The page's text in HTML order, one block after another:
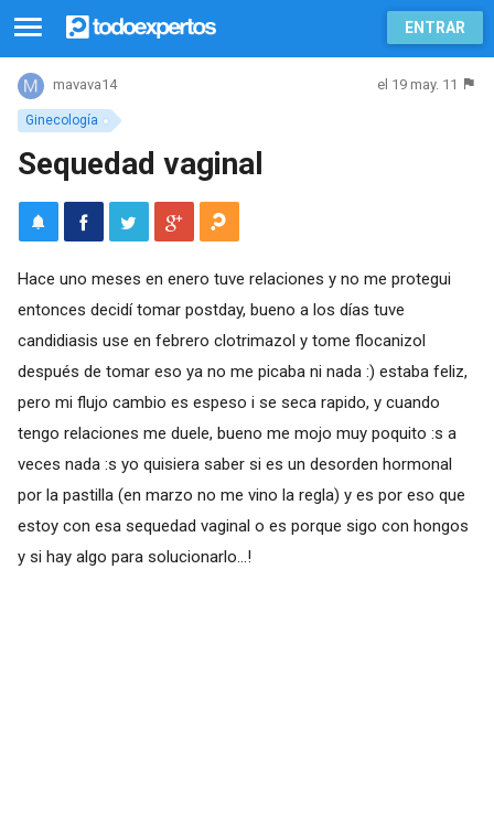
ENTRAR
Ginecología
mavava14 el 19 may. 11
Sequedad vaginal
Hace uno meses en enero tuve relaciones y no me protegui
entonces decidí tomar postday, bueno a los días tuve
candidiasis use en febrero clotrimazol y tome flocanizol
después de tomar eso ya no me picaba ni nada :) estaba feliz,
pero mi flujo cambio es espeso i se seca rapido, y cuando
tengo relaciones me duele, bueno me mojo muy poquito :s a
veces nada :s yo quisiera saber si es un desorden hormonal
por la pastilla (en marzo no me vino la regla) y es por eso que
estoy con esa sequedad vaginal o es porque sigo con hongos
y si hay algo para solucionarlo...!